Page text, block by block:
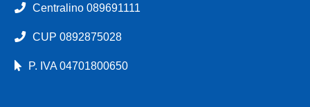
Centralino 089691111
CUP 0892875028
P. IVA 04701800650